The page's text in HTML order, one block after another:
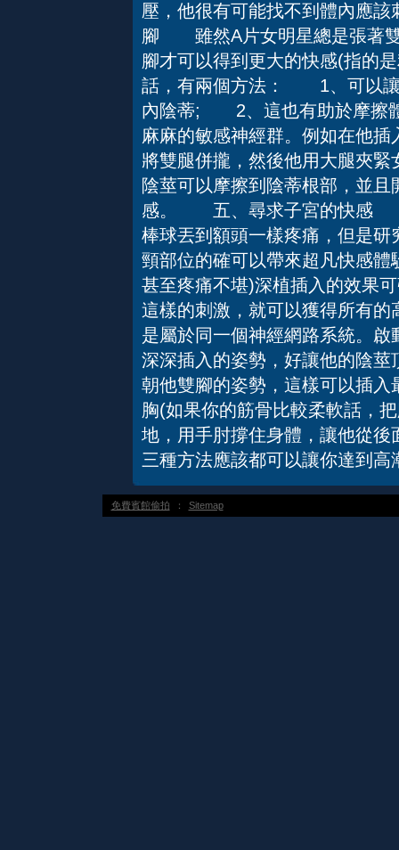
壓，他很有可能找不到體內應
腳 雖然A片女明星總是張著雙
腳才可以得到更大的快感(指
話，有兩個方法： 1、可以讓
內陰蒂; 2、這也有助於摩擦體
麻麻的敏感神經群。例如在他
將雙腿併攏，然後他用大腿夾
陰莖可以摩擦到陰蒂根部，並
感。 五、尋求子宮的快感
棒球丟到額頭一樣疼痛，但是
頸部位的確可以帶來超凡快感
甚至疼痛不堪)深植插入的效果
這樣的刺激，就可以獲得所有
是屬於同一個神經網路系統。
深深插入的姿勢，好讓他的陰
朝他雙腳的姿勢，這樣可以插
胸(如果你的筋骨比較柔軟話，
地，用手肘撐住身體，讓他從
三種方法應該都可以讓你達到高
免費賓館偷拍 ： Sitemap